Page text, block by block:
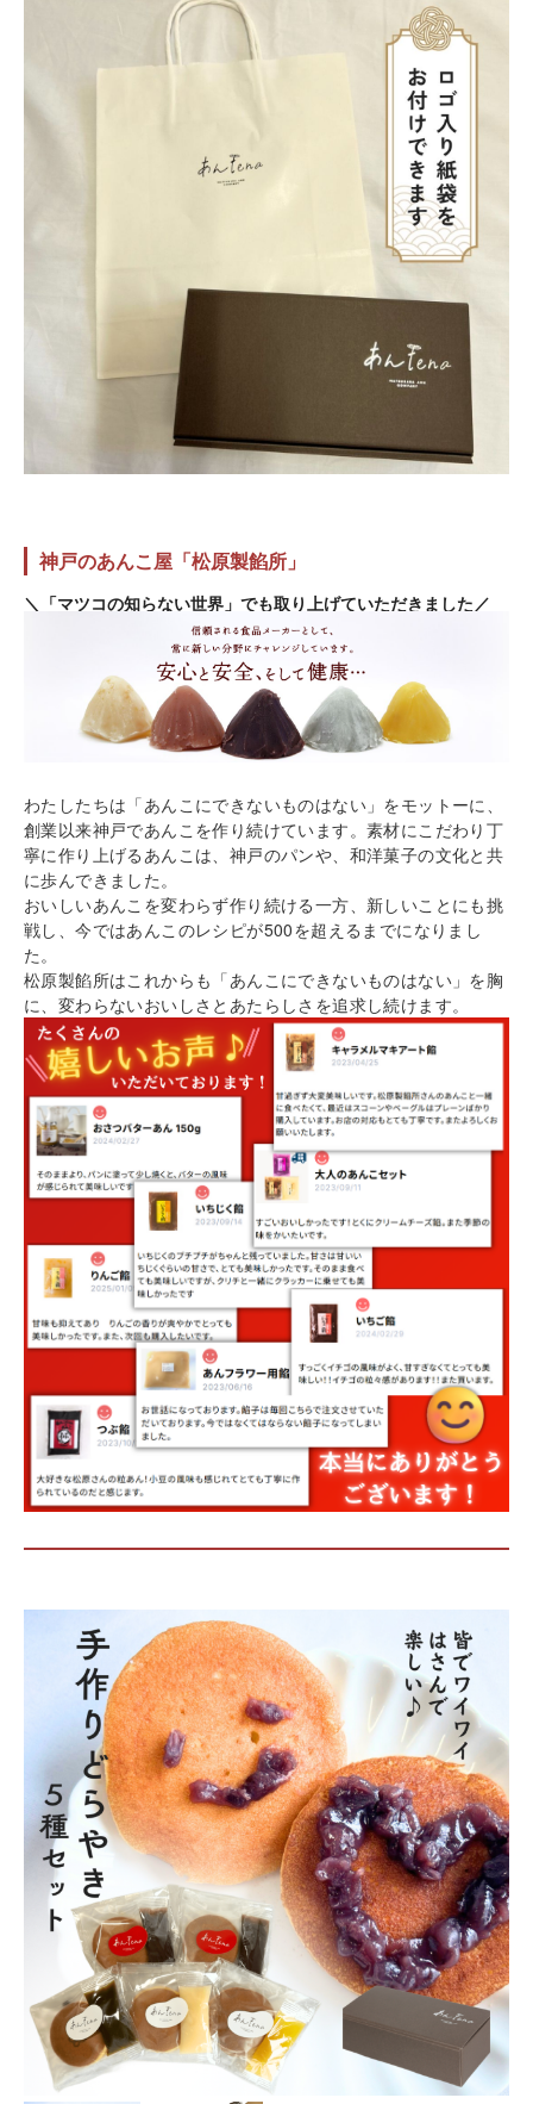
神戸のあんこ屋「松原製餡所」
＼「マツコの知らない世界」でも取り上げていただきました／
わたしたちは「あんこにできないものはない」をモットーに、
創業以来神戸であんこを作り続けています。素材にこだわり丁
寧に作り上げるあんこは、神戸のパンや、和洋菓子の文化と共
に歩んできました。
おいしいあんこを変わらず作り続ける一方、新しいことにも挑
戦し、今ではあんこのレシピが500を超えるまでになりまし
た。
松原製餡所はこれからも「あんこにできないものはない」を胸
に、変わらないおいしさとあたらしさを追求し続けます。